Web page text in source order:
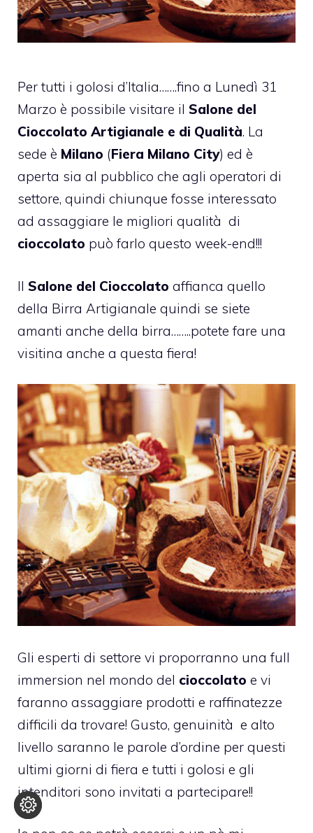
Per tutti i golosi d’Italia…….fino a Lunedì 31
Marzo è possibile visitare il Salone del
Cioccolato Artigianale e di Qualità. La
sede è Milano (Fiera Milano City) ed è
aperta sia al pubblico che agli operatori di
settore, quindi chiunque fosse interessato
ad assaggiare le migliori qualità di
cioccolato può farlo questo week-end!!!
Il Salone del Cioccolato affianca quello
della Birra Artigianale quindi se siete
amanti anche della birra……..potete fare una
visitina anche a questa fiera!
Gli esperti di settore vi proporranno una full
immersion nel mondo del cioccolato e vi
faranno assaggiare prodotti e raffinatezze
difficili da trovare! Gusto, genuinità e alto
livello saranno le parole d’ordine per questi
ultimi giorni di fiera e tutti i golosi e gli
intenditori sono invitati a partecipare!!